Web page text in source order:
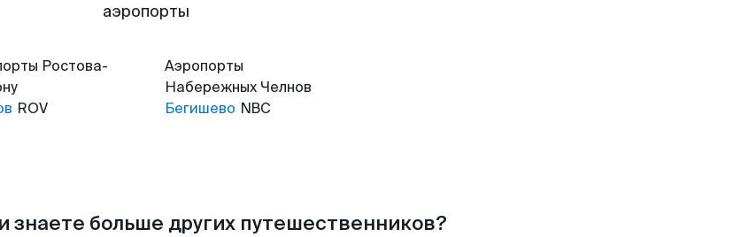
аэропорты
Ростова-
ROV
Аэропорты
Набережных Челнов
Бегишево NBC
знаете больше других путешественников?